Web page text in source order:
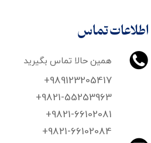
اطلاعات تماس
همین حالا تماس بگیرید
+989123205417
+9821-55253963
+9821-66102081
​​​​​​​+9821-66102084